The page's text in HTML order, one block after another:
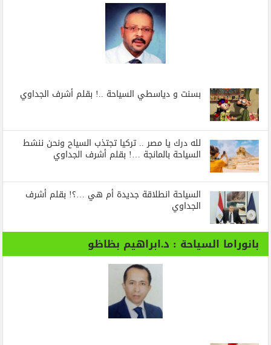
بسنت و دياسطي السياحة ..! بقلم أشرف الجداوي
لله درك يا مصر .. تركيا تجتذب السياح ونحن ننشط
السياحة بالمانجة …! بقلم أشرف الجداوي
السياحة انطلاقة جديدة أم هي …؟! بقلم أشرف
الجداوي
بانوراما السياحة : د.ابراهيم بظاظو